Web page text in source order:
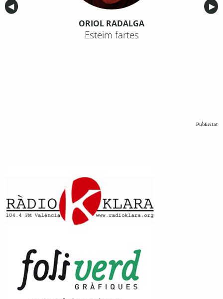
Anterior
◀︎ ▶︎
ORIOL RADALGA
Esteim fartes
Publicitat